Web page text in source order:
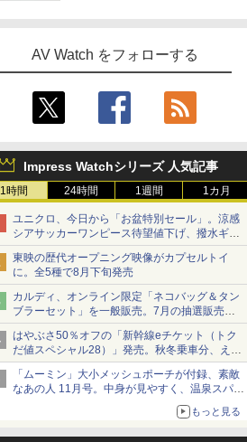
AV Watch をフォローする
Impress Watchシリーズ 人気記事
1時間 24時間 1週間 1カ月
ユニクロ、今日から「お盆特別セール」。涼感
シアサッカーワンピース待望値下げ、撥水ギア
ショーツは1990円に
東映の歴代オープニング映像がカプセルトイ
に。全5種で8月下旬発売
カルディ、オンライン限定「ネコバッグ＆タン
ブラーセット」を一般販売。7月の抽選販売の
当選無効分
はやぶさ50％オフの「新幹線eチケット（トク
だ値スペシャル28）」発売。秋冬乗車分、えき
ねっと限定
「ムーミン」大小メッシュポーチが付録、素敵
なあの人 11月号。中身が見やすく、温泉スパに
もっと見る